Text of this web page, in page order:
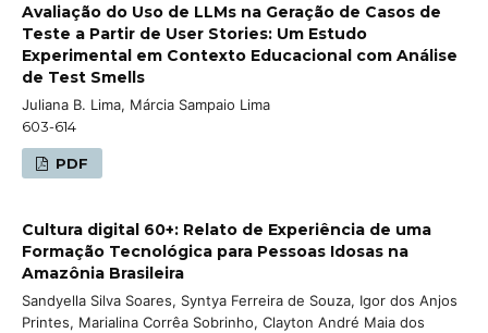
Avaliação do Uso de LLMs na Geração de Casos de
Teste a Partir de User Stories: Um Estudo
Experimental em Contexto Educacional com Análise
de Test Smells
Juliana B. Lima, Márcia Sampaio Lima
603-614
PDF
Cultura digital 60+: Relato de Experiência de uma
Formação Tecnológica para Pessoas Idosas na
Amazônia Brasileira
Sandyella Silva Soares, Syntya Ferreira de Souza, Igor dos Anjos
Printes, Marialina Corrêa Sobrinho, Clayton André Maia dos